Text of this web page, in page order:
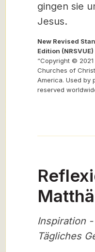
gingen sie
Jesus.
New Revised
Edition (NRSVUE)
“Copyright ©
Churches of
America. Used by
reserved
Inspiration
Tägliches